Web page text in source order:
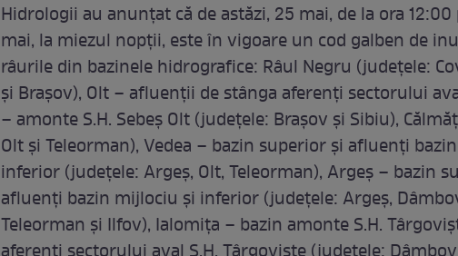
Hidrologii au anunțat că de astăzi, 25 mai, de la ora
mai, la miezul nopții, este în vigoare un cod galben de
râurile din bazinele hidrografice: Râul Negru (judeţele:
şi Braşov), Olt – afluenţii de stânga aferenţi sectorului
– amonte S.H. Sebeş Olt (judeţele: Braşov şi Sibiu),
Olt şi Teleorman), Vedea – bazin superior şi afluenţi
inferior (judeţele: Argeș, Olt, Teleorman), Argeș – bazin
afluenţi bazin mijlociu şi inferior (judeţele: Argeș,
Teleorman şi Ilfov), Ialomiţa – bazin amonte S.H.